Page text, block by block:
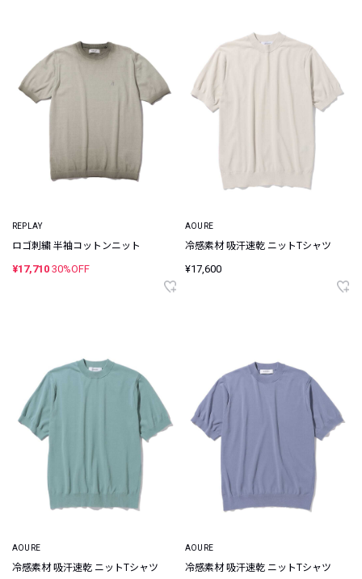
REPLAY
ロゴ刺繍 半袖コットンニット
¥17,710 30%OFF
AOURE
冷感素材 吸汗速乾 ニットTシャツ
¥17,600
AOURE
冷感素材 吸汗速乾 ニットTシャツ
AOURE
冷感素材 吸汗速乾 ニットTシャツ